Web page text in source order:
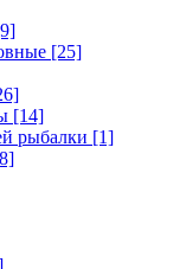
[25]
[14]
рыбалки [1]